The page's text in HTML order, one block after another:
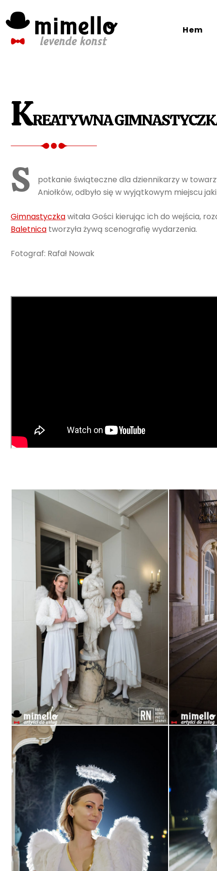
to
content
Hem
KREATYWNA
S
potkanie świąteczne dla dziennikarzy w
Aniołków, odbyło się w wyjątkowym miejscu
Gimnastyczkawitała Gości kierując ich do wejścia,
Baletnica tworzyła żywą scenografię wydarzenia.
Fotograf: Rafał Nowak